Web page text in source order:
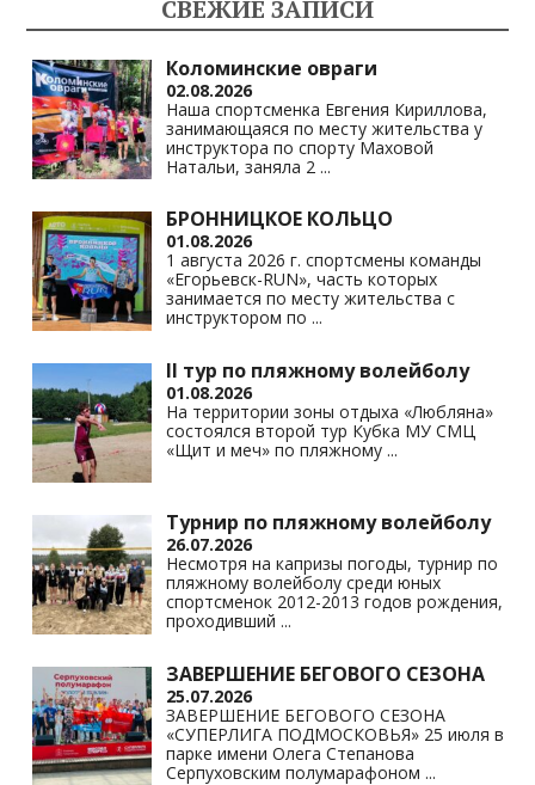
as
s
ni
ki
m p
p
n
k
СВЕЖИЕ ЗАПИСИ
Коломинские овраги
02.08.2026
Наша спортсменка Евгения Кириллова,
занимающаяся по месту жительства у
инструктора по спорту Маховой
Натальи, заняла 2 ...
БРОННИЦКОЕ КОЛЬЦО
01.08.2026
1 августа 2026 г. спортсмены команды
«Егорьевск-RUN», часть которых
занимается по месту жительства с
инструктором по ...
II тур по пляжному волейболу
01.08.2026
На территории зоны отдыха «Любляна»
состоялся второй тур Кубка МУ СМЦ
«Щит и меч» по пляжному ...
Турнир по пляжному волейболу
26.07.2026
Несмотря на капризы погоды, турнир по
пляжному волейболу среди юных
спортсменок 2012-2013 годов рождения,
проходивший ...
ЗАВЕРШЕНИЕ БЕГОВОГО СЕЗОНА
25.07.2026
ЗАВЕРШЕНИЕ БЕГОВОГО СЕЗОНА
«СУПЕРЛИГА ПОДМОСКОВЬЯ» 25 июля в
парке имени Олега Степанова
Серпуховским полумарафоном ...